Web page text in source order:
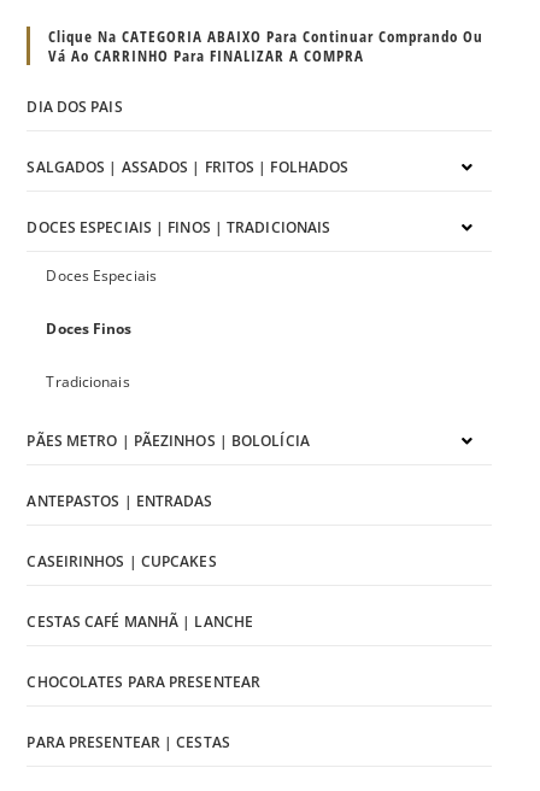
Clique Na CATEGORIA ABAIXO Para Continuar Comprando Ou
Vá Ao CARRINHO Para FINALIZAR A COMPRA
DIA DOS PAIS
SALGADOS | ASSADOS | FRITOS | FOLHADOS
DOCES ESPECIAIS | FINOS | TRADICIONAIS
Doces Especiais
Doces Finos
Tradicionais
PÃES METRO | PÃEZINHOS | BOLOLÍCIA
ANTEPASTOS | ENTRADAS
CASEIRINHOS | CUPCAKES
CESTAS CAFÉ MANHÃ | LANCHE
CHOCOLATES PARA PRESENTEAR
PARA PRESENTEAR | CESTAS